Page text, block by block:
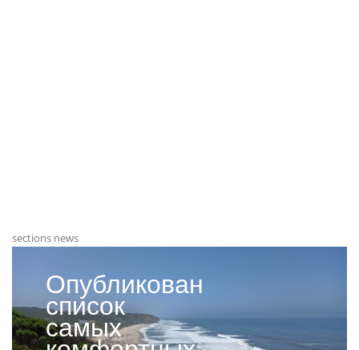
sections news
Опубликован
список
самых